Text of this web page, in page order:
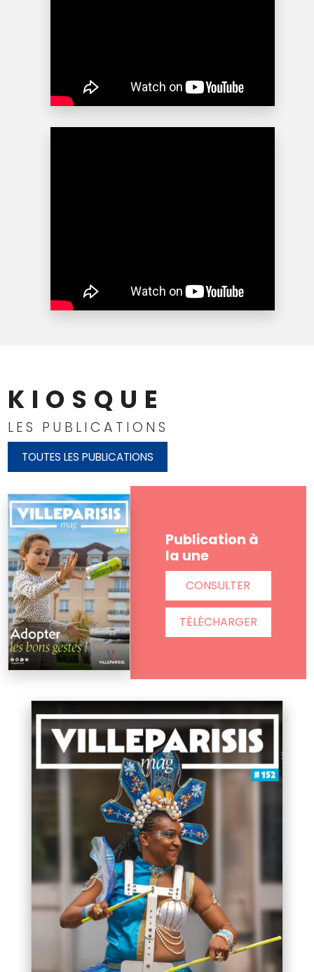
KIOSQUE
LES PUBLICATIONS
TOUTES LES PUBLICATIONS
Publication à
la une
CONSULTER
TÉLÉCHARGER